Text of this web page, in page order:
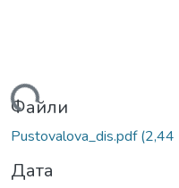
Файли
Pustovalova_dis.pdf(2,44
Дата